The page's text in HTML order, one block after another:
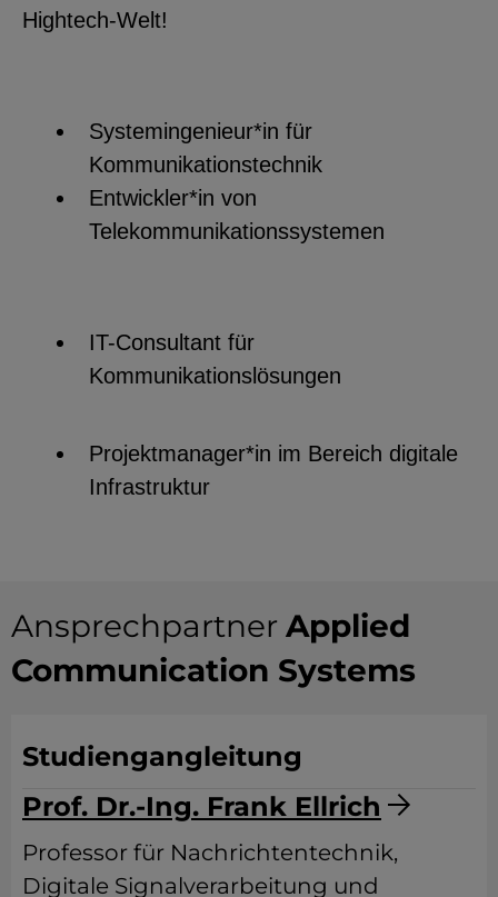
Hightech-Welt!
Systemingenieur*in für
Kommunikationstechnik
Entwickler*in von
Telekommunikationssystemen
IT-Consultant für
Kommunikationslösungen
Projektmanager*in im Bereich digitale
Infrastruktur
Ansprechpartner Applied
Communication Systems
Prof. Dr.-Ing. Frank Ellrich
Studiengangleitung
Professor für Nachrichtentechnik,
Digitale Signalverarbeitung und